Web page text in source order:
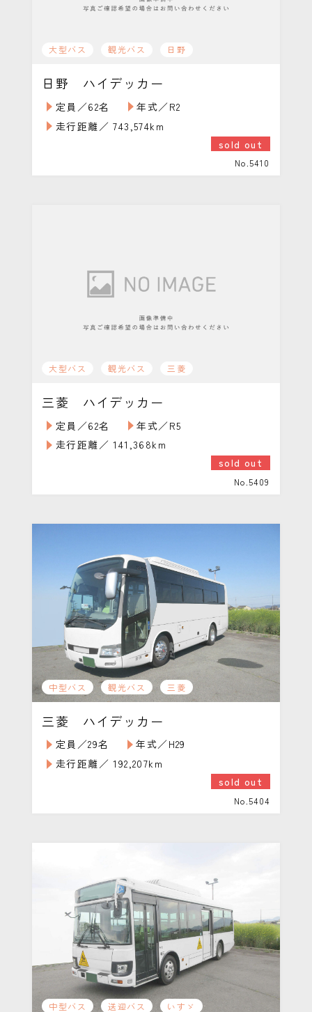
大型バス 観光バス 日野
日野 ハイデッカー
定員／62名
年式／R2
走行距離／ 743,574km
sold out
No.5410
大型バス 観光バス 三菱
三菱 ハイデッカー
定員／62名
年式／R5
走行距離／ 141,368km
sold out
No.5409
中型バス 観光バス 三菱
三菱 ハイデッカー
定員／29名
年式／H29
走行距離／ 192,207km
sold out
No.5404
中型バス 送迎バス いすゞ